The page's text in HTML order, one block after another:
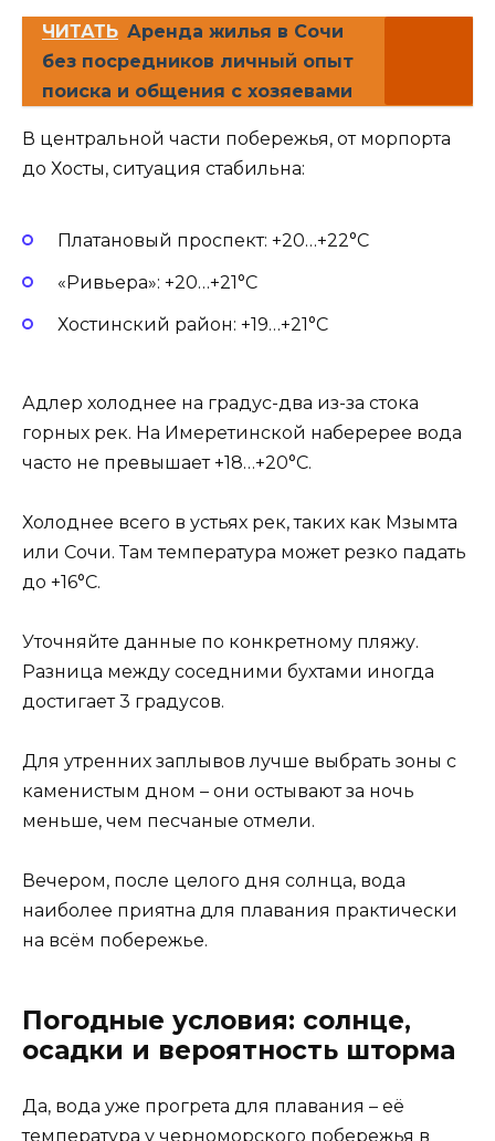
ЧИТАТЬ Аренда жилья в Сочи
без посредников личный опыт
поиска и общения с хозяевами
В центральной части побережья, от морпорта
до Хосты, ситуация стабильна:
Платановый проспект: +20…+22°C
«Ривьера»: +20…+21°C
Хостинский район: +19…+21°C
Адлер холоднее на градус-два из-за стока
горных рек. На Имеретинской наберерее вода
часто не превышает +18…+20°C.
Холоднее всего в устьях рек, таких как Мзымта
или Сочи. Там температура может резко падать
до +16°C.
Уточняйте данные по конкретному пляжу.
Разница между соседними бухтами иногда
достигает 3 градусов.
Для утренних заплывов лучше выбрать зоны с
каменистым дном – они остывают за ночь
меньше, чем песчаные отмели.
Вечером, после целого дня солнца, вода
наиболее приятна для плавания практически
на всём побережье.
Погодные условия: солнце,
осадки и вероятность шторма
Да, вода уже прогрета для плавания – её
температура у черноморского побережья в